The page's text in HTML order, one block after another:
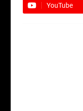
YouTube